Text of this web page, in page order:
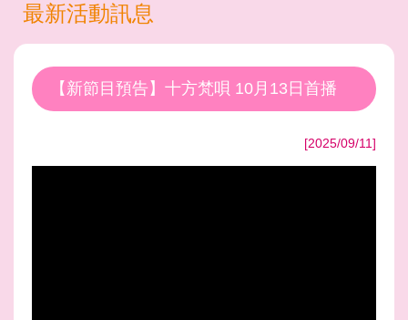
最新活動訊息
【新節目預告】十方梵唄 10月13日首播
[2025/09/11]